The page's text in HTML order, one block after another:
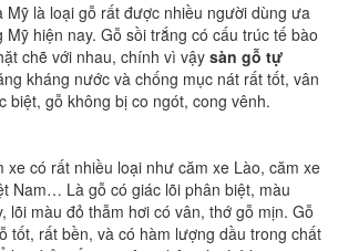
Mỹ là loại gỗ rất được nhiều người dùng ưa
hiện nay. Gỗ sồi trắng có cấu trúc tế bào
chẽ với nhau, chính vì vậy sàn gỗ tự
kháng nước và chống mục nát rất tốt, vân
biệt, gỗ không bị co ngót, cong vênh.
xe có rất nhiều loại như căm xe Lào, căm xe
Nam… Là gỗ có giác lõi phân biệt, màu
lõi màu đỏ thẫm hơi có vân, thớ gỗ mịn. Gỗ
tốt, rất bền, và có hàm lượng dầu trong chất